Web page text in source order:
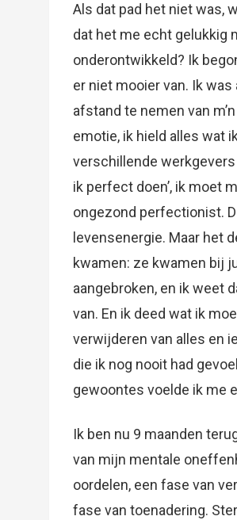
Als dat pad het niet was,
dat het me echt gelukkig
onderontwikkeld? Ik
er niet mooier van. Ik
afstand te nemen van
emotie, ik hield alles wat
verschillende werkgevers
ik perfect doen’, ik moet
ongezond perfectionist.
levensenergie. Maar het
kwamen: ze kwamen bij
aangebroken, en ik weet
van. En ik deed wat ik
verwijderen van alles en
die ik nog nooit had
gewoontes voelde ik me
Ik ben nu 9 maanden
van mijn mentale
oordelen, een fase van
fase van toenadering.